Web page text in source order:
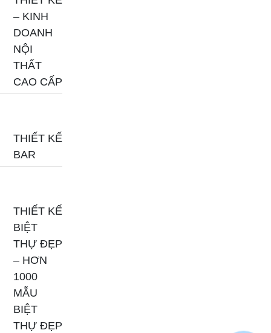
– KINH
DOANH
NỘI
THẤT
CAO CẤP
THIẾT KẾ
BAR
THIẾT KẾ
BIỆT
THỰ ĐẸP
– HƠN
1000
MẪU
BIỆT
THỰ ĐẸP